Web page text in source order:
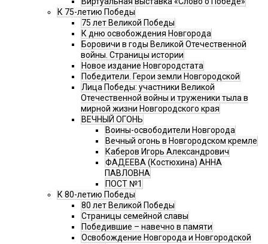
К 75-летию Победы
75 лет Великой Победы
К дню освобождения Новгорода
Боровичи в годы Великой Отечественной
войны. Страницы истории
Новое издание Новгородстата
Победители. Герои земли Новгородской
Лица Победы: участники Великой
Отечественной войны и труженики тыла в
мирной жизни Новгородского края
ВЕЧНЫЙ ОГОНЬ
Воины-освободители Новгорода
Вечный огонь в Новгородском кремле
Каберов Игорь Александрович
ФАДЕЕВА (Костюхина) АННА
ПАВЛОВНА
ПОСТ №1
К 80-летию Победы
80 лет Великой Победы
Страницы семейной славы
Победившие – навечно в памяти
Освобождение Новгорода и Новгородской